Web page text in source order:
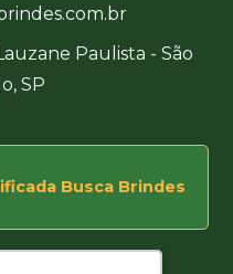
Paulista - São
SP
Busca Brindes